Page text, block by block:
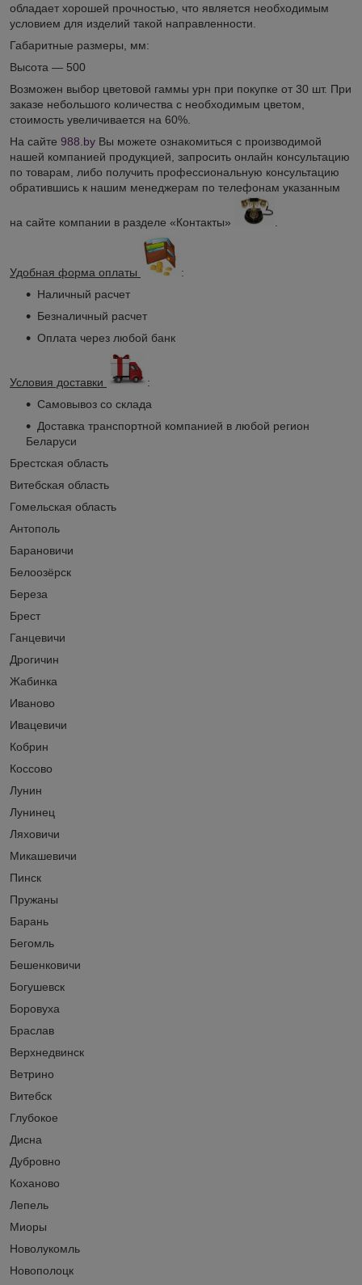
обладает хорошей прочностью, что является необходимым
условием для изделий такой направленности.
Габаритные размеры, мм:
Высота ― 500
Возможен выбор цветовой гаммы урн при покупке от 30 шт. При
заказе небольшого количества с необходимым цветом,
стоимость увеличивается на 60%.
На сайте 988.by Вы можете ознакомиться с производимой
нашей компанией продукцией, запросить онлайн консультацию
по товарам, либо получить профессиональную консультацию
обратившись к нашим менеджерам по телефонам указанным
на сайте компании в разделе «Контакты»
Удобная форма оплаты
:
Наличный расчет
Безналичный расчет
Оплата через любой банк
Условия доставки
:
Самовывоз со склада
Доставка транспортной компанией в любой регион
Беларуси
Брестская область
Витебская область
Гомельская область
Антополь
Барановичи
Белоозёрск
Береза
Брест
Ганцевичи
Дрогичин
Жабинка
Иваново
Ивацевичи
Кобрин
Коссово
Лунин
Лунинец
Ляховичи
Микашевичи
Пинск
Пружаны
Барань
Бегомль
Бешенковичи
Богушевск
Боровуха
Браслав
Верхнедвинск
Ветрино
Витебск
Глубокое
Дисна
Дубровно
Коханово
Лепель
Миоры
Новолукомль
Новополоцк